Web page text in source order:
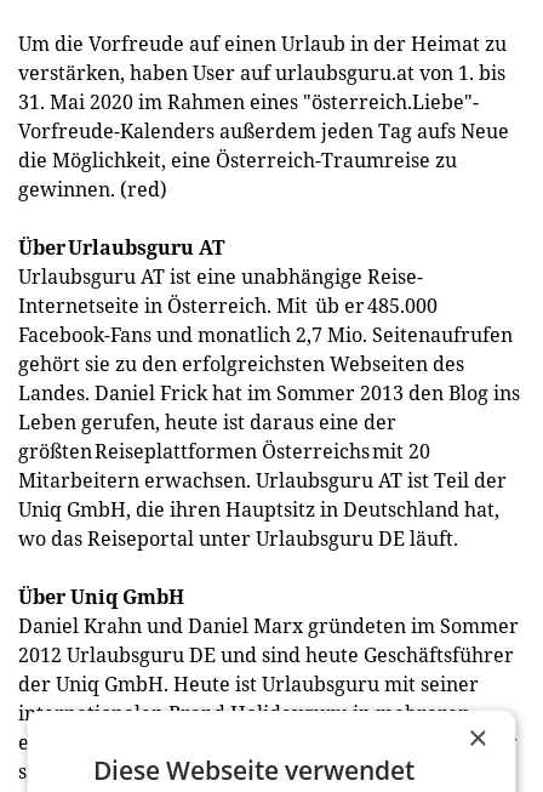
Um die Vorfreude auf einen Urlaub in der Heimat zu
verstärken, haben User auf urlaubsguru.at von 1. bis
31. Mai 2020 im Rahmen eines "österreich.Liebe"-
Vorfreude-Kalenders außerdem jeden Tag aufs Neue
die Möglichkeit, eine Österreich-Traumreise zu
gewinnen. (red)
Über Urlaubsguru AT
Urlaubsguru AT ist eine unabhängige Reise-
Internetseite in Österreich. Mit üb er 485.000
Facebook-Fans und monatlich 2,7 Mio. Seitenaufrufen
gehört sie zu den erfolgreichsten Webseiten des
Landes. Daniel Frick hat im Sommer 2013 den Blog ins
Leben gerufen, heute ist daraus eine der
größten Reiseplattformen Österreichs mit 20
Mitarbeitern erwachsen. Urlaubsguru AT ist Teil der
Uniq GmbH, die ihren Hauptsitz in Deutschland hat,
wo das Reiseportal unter Urlaubsguru DE läuft.
Über Uniq GmbH
Daniel Krahn und Daniel Marx gründeten im Sommer
2012 Urlaubsguru DE und sind heute Geschäftsführer
der Uniq GmbH. Heute ist Urlaubsguru mit seiner
internationalen Brand Holidayguru in mehreren
europäischen Ländern vertreten und gehört mit über
sieben Millionen Facebook-Fans sowie monatlich über
×
Diese Webseite verwendet